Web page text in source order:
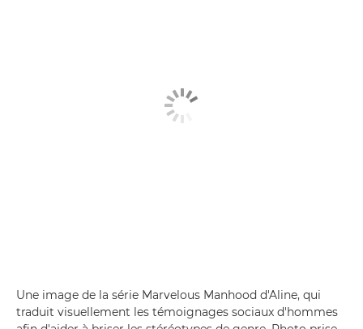
Une image de la série Marvelous Manhood d'Aline, qui
traduit visuellement les témoignages sociaux d'hommes